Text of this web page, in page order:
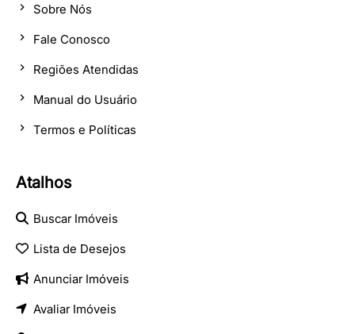
Sobre Nós
Fale Conosco
Regiões Atendidas
Manual do Usuário
Termos e Políticas
Atalhos
Buscar Imóveis
Lista de Desejos
Anunciar Imóveis
Avaliar Imóveis